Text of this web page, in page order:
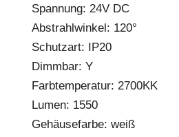
Spannung: 24V DC
Abstrahlwinkel: 120°
Schutzart: IP20
Dimmbar: Y
Farbtemperatur: 2700KK
Lumen: 1550
Gehäusefarbe: weiß